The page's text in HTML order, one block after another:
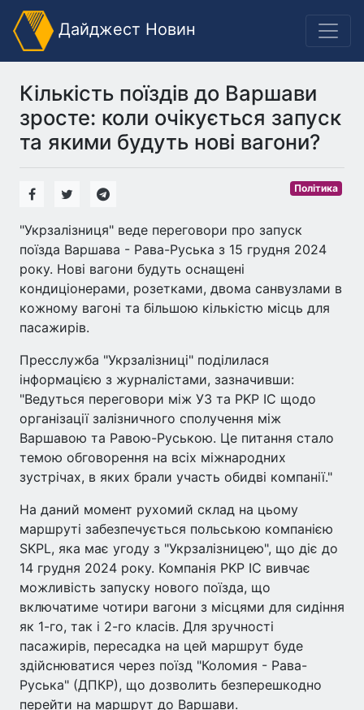
Дайджест Новин
Кількість поїздів до Варшави
зросте: коли очікується запуск
та якими будуть нові вагони?
Політика
"Укрзалізниця" веде переговори про запуск
поїзда Варшава - Рава-Руська з 15 грудня 2024
року. Нові вагони будуть оснащені
кондиціонерами, розетками, двома санвузлами в
кожному вагоні та більшою кількістю місць для
пасажирів.
Пресслужба "Укрзалізниці" поділилася
інформацією з журналістами, зазначивши:
"Ведуться переговори між УЗ та PKP IC щодо
організації залізничного сполучення між
Варшавою та Равою-Руською. Це питання стало
темою обговорення на всіх міжнародних
зустрічах, в яких брали участь обидві компанії."
На даний момент рухомий склад на цьому
маршруті забезпечується польською компанією
SKPL, яка має угоду з "Укрзалізницею", що діє до
14 грудня 2024 року. Компанія PKP IC вивчає
можливість запуску нового поїзда, що
включатиме чотири вагони з місцями для сидіння
як 1-го, так і 2-го класів. Для зручності
пасажирів, пересадка на цей маршрут буде
здійснюватися через поїзд "Коломия - Рава-
Руська" (ДПКР), що дозволить безперешкодно
перейти на маршрут до Варшави.